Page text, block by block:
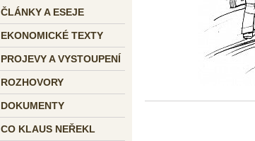
ČLÁNKY A ESEJE
EKONOMICKÉ TEXTY
PROJEVY A VYSTOUPENÍ
ROZHOVORY
DOKUMENTY
CO KLAUS NEŘEKL